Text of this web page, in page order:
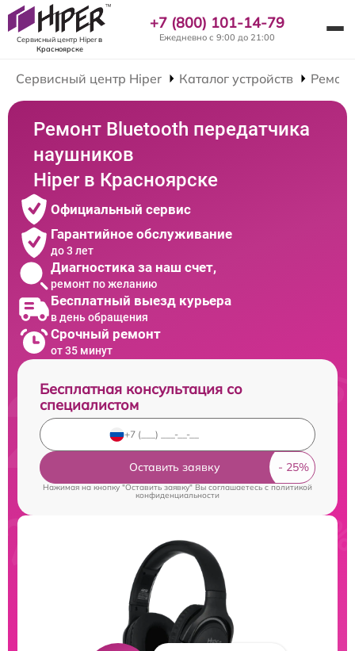
Сервисный центр Hiperв
Красноярске
+7 (800) 101-14-79
Ежедневно с 9:00 до 21:00
Сервисный центр Hiper Каталог устройств
Ремонт Bluetooth передатчика
наушников
Hiper в Красноярске
Официальный сервис
Гарантийное обслуживание
до 3 лет
Диагностика за наш счет,
ремонт по желанию
Бесплатный выезд курьера
в день обращения
Срочный ремонт
от 35 минут
Бесплатная консультация со
специалистом
Оставить заявку
Нажимая на кнопку "Оставить заявку" Вы соглашаетесь cполитикой
конфиденциальности